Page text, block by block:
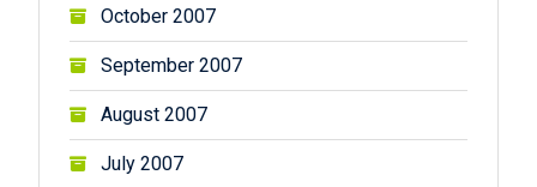
October 2007
September 2007
August 2007
July 2007